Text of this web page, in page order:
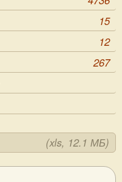
15
12
267
(xls, 12.1 МБ)